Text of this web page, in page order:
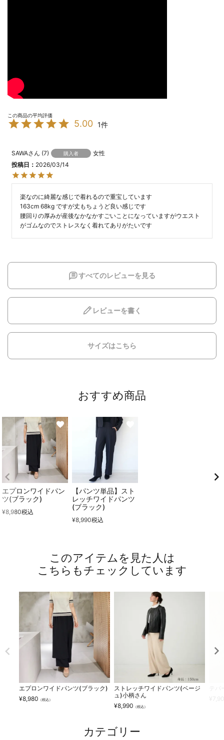
5.00 1
SAWA 7 購入者
女性
投稿日
2026/03/14
楽なのに綺麗な感じで着れるので重宝しています
163cm 68kg ですが丈もちょうど良い感じです
腰回りの厚みが産後なかなかすごいことになっていますがウエスト
がゴムなのでストレスなく着れてありがたいです
すべてのレビューを見る
レビューを書く
サイズはこちら
おすすめ商品
エプロンワイドパン
ツ(ブラック)
¥8,980税込
【パンツ単品】スト
レッチワイドパンツ
(ブラック)
¥8,990税込
このアイテムを見た人は
こちらもチェックしています
エプロンワイドパンツ(ブラック)
¥8,980 （税込）
ストレッチワイドパンツ(ベージ
ュ)小柄さん
¥8,990 （税込）
カテゴリー